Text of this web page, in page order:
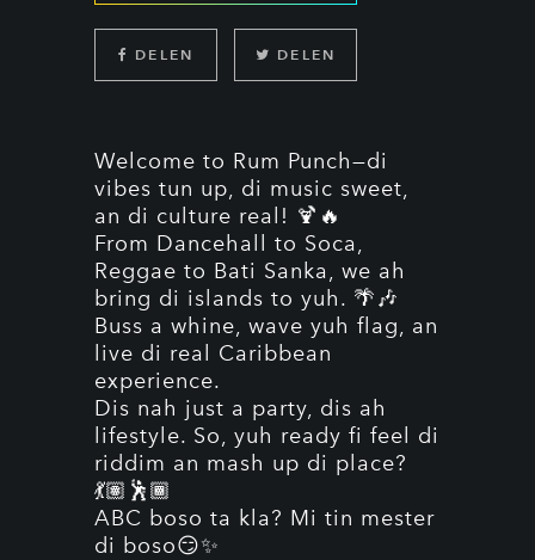
DELEN DELEN
Welcome to Rum Punch—di
vibes tun up, di music sweet,
an di culture real! 🍹🔥
From Dancehall to Soca,
Reggae to Bati Sanka, we ah
bring di islands to yuh. 🌴🎶
Buss a whine, wave yuh flag, an
live di real Caribbean
experience.
Dis nah just a party, dis ah
lifestyle. So, yuh ready fi feel di
riddim an mash up di place?
💃🏽🕺🏾
ABC boso ta kla? Mi tin mester
di boso😏✨